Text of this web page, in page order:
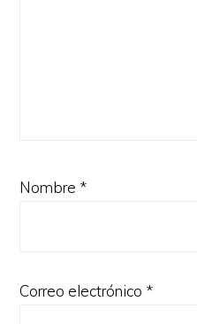
Nombre *
Correo electrónico *